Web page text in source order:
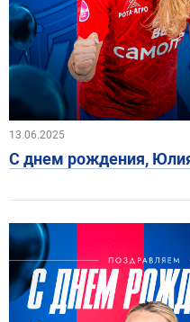
13.06.2025
С днем рождения,